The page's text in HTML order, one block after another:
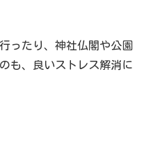
ったり、神社仏閣や公園
も、良いストレス解消に